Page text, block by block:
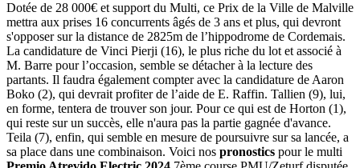
Dotée de 28 000€ et support du Multi, ce Prix de la Ville de Malville
mettra aux prises 16 concurrents âgés de 3 ans et plus, qui devront
s'opposer sur la distance de 2825m de l’hippodrome de Cordemais.
La candidature de Vinci Pierji (16), le plus riche du lot et associé à
M. Barre pour l’occasion, semble se détacher à la lecture des
partants. Il faudra également compter avec la candidature de Aaron
Boko (2), qui devrait profiter de l’aide de E. Raffin. Tallien (9), lui,
en forme, tentera de trouver son jour. Pour ce qui est de Horton (1),
qui reste sur un succès, elle n'aura pas la partie gagnée d'avance.
Teila (7), enfin, qui semble en mesure de poursuivre sur sa lancée, a
sa place dans une combinaison. Voici nos pronostics pour le multi